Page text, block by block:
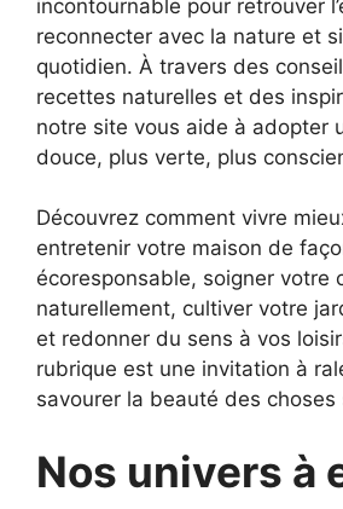
incontournable pour retrouver
reconnecter avec la nature et
quotidien. À travers des
recettes naturelles et des
notre site vous aide à adopter
douce, plus verte, plus
Découvrez comment vivre
entretenir votre maison de
écoresponsable, soigner votre
naturellement, cultiver votre
et redonner du sens à vos
rubrique est une invitation à
savourer la beauté des choses
Nos univers à